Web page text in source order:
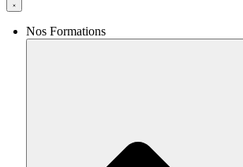
Nos Formations